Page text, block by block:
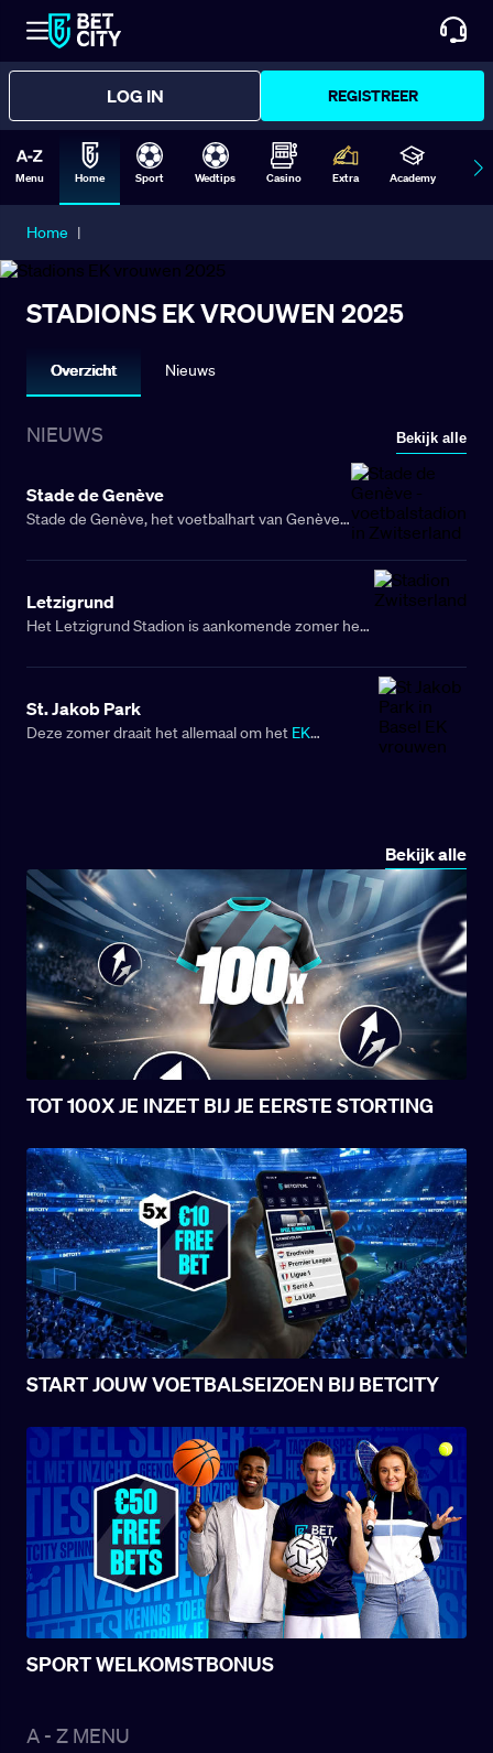
LOG IN REGISTREER
Menu Home Sport Wedtips Casino Extra Academy
Home |
A - Z MENU
STADIONS EK VROUWEN 2025
Overzicht Nieuws
NIEUWS Bekijk alle
Stade de Genève
Stade de Genève, het voetbalhart van Genève!
centrum van Genève, biedt plek aan ruim
30.000 toeschouwers en is de vaste thuisbasis
van Servette FC Genève. Op 16 maart 2003
werd het stadion feestelijk geopend, en
sindsdien heeft het een prominente rol
Letzigrund
Het Letzigrund Stadion is aankomende zomer het
De thuishaven van de betaalde voetbalclub FC
Zurich biedt plaats aan maar liefst 26.105
toeschouwers. Hieronder kom je meer te weten
St. Jakob Park
Deze zomer draait het allemaal om het EK
Bekijk alle
TOT 100X JE INZET BIJ JE EERSTE STORTING
START JOUW VOETBALSEIZOEN BIJ BETCITY
SPORT WELKOMSTBONUS